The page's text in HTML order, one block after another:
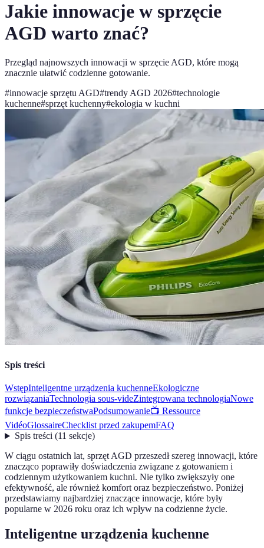
Jakie innowacje w sprzęcie
AGD warto znać?
Przegląd najnowszych innowacji w sprzęcie AGD, które mogą
znacznie ułatwić codzienne gotowanie.
#innowacje sprzętu AGD#trendy AGD 2026#technologie
kuchenne#sprzęt kuchenny#ekologia w kuchni
Spis treści
WstępInteligentne urządzenia kuchenneEkologiczne
rozwiązaniaTechnologia sous-videZintegrowana technologiaNowe
funkcje bezpieczeństwaPodsumowanie📺 Ressource
VidéoGlossaireChecklist przed zakupemFAQ
Spis treści(11 sekcje)
W ciągu ostatnich lat, sprzęt AGD przeszedł szereg innowacji, które
znacząco poprawiły doświadczenia związane z gotowaniem i
codziennym użytkowaniem kuchni. Nie tylko zwiększyły one
efektywność, ale również komfort oraz bezpieczeństwo. Poniżej
przedstawiamy najbardziej znaczące innowacje, które były
popularne w 2026 roku oraz ich wpływ na codzienne życie.
Inteligentne urządzenia kuchenne